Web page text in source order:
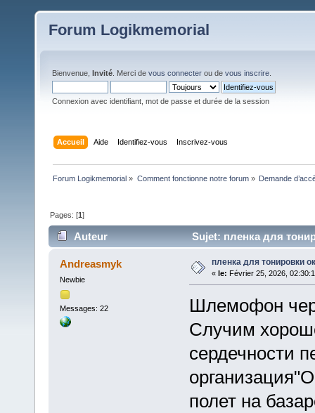
Forum Logikmemorial
Bienvenue, Invité . Merci de vous connecter ou de vous inscrire
Connexion avec identifiant, mot de passe et durée de la session
Accueil Aide Identifiez-vous Inscrivez-vous
Forum Logikmemorial » Comment fonctionne notre forum» Demande
Pages: [1]
Auteur Sujet: пленка для
Andreasmyk
Newbie
Messages: 22
пленка для тонировки
« le: Février 25, 2026,
Шлемофон
Случим
сердечности
полет на